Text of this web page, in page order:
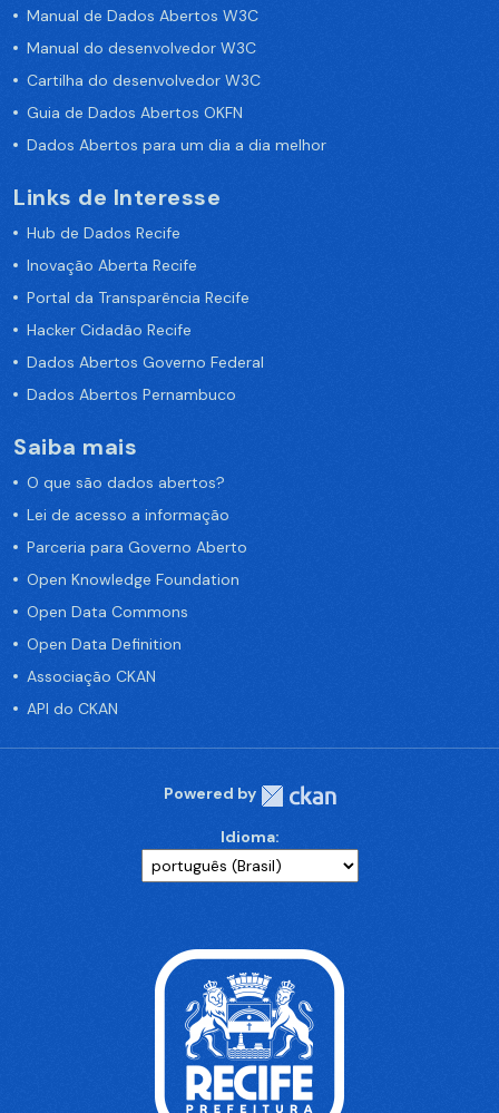
Manual de Dados Abertos W3C
Manual do desenvolvedor W3C
Cartilha do desenvolvedor W3C
Guia de Dados Abertos OKFN
Dados Abertos para um dia a dia melhor
Links de Interesse
Hub de Dados Recife
Inovação Aberta Recife
Portal da Transparência Recife
Hacker Cidadão Recife
Dados Abertos Governo Federal
Dados Abertos Pernambuco
Saiba mais
O que são dados abertos?
Lei de acesso a informação
Parceria para Governo Aberto
Open Knowledge Foundation
Open Data Commons
Open Data Definition
Associação CKAN
API do CKAN
Powered by
Idioma